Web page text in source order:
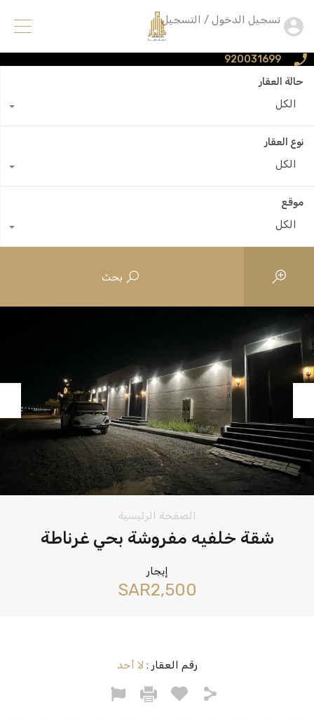
920031699
تسجيل الدخول / التسجيل
حالة العقار
الكل
نوع العقار
الكل
موقع
الكل
بحث
Next
الصفحة الرئيسية
شقة خلفيه مفروشة بحي غرناطة
إيجار
‪SAR2,500
رقم العقار : لا أحد